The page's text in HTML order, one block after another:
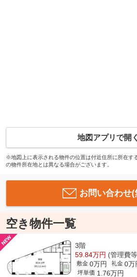
地図アプリで開く
※地図上に表示される物件の位置は付近住所に所在す
の物件所在地とは異なる場合がございます。
お問い合わせ(
空き物件一覧
3階
59.84万円 (管理費
敷金 0万円 礼金 0万
坪単価 1.76万円